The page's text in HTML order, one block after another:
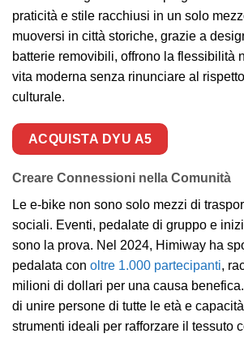
praticità e stile racchiusi in un solo
muoversi in città storiche, grazie a
batterie removibili, offrono la flessibilità
vita moderna senza rinunciare al
culturale.
ACQUISTA DYU A5
Creare Connessioni nella Comunità
Le e-bike non sono solo mezzi di
sociali. Eventi, pedalate di gruppo e
sono la prova. Nel 2024, Himiway ha
pedalata con oltre 1.000 partecipanti,
milioni di dollari per una causa
di unire persone di tutte le età e
strumenti ideali per rafforzare il tessuto